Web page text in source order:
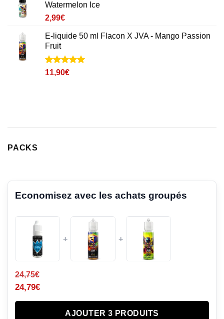
Watermelon Ice
2,99€
E-liquide 50 ml Flacon X JVA - Mango Passion
Fruit
Noté5sur
1
11,90€
PACKS
Economisez avec les achats groupés
+ +
24,75€
24,79€
AJOUTER 3 PRODUITS